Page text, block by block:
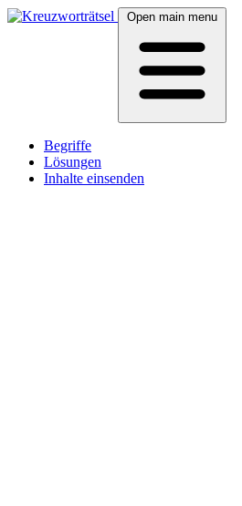
Open main menu
Begriffe
Lösungen
Inhalte einsenden